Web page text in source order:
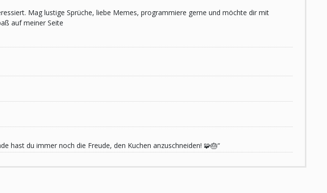
Mag lustige Sprüche, liebe Memes, programmiere gerne und möchte dir mit
auf meiner Seite
hast du immer noch die Freude, den Kuchen anzuschneiden! 🧩🎂“